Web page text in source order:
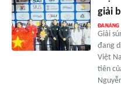
giải
Giải
đang
Việt
tiên